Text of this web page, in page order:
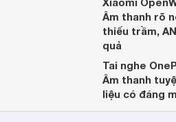
Âm thanh rõ
thiếu trầm,
quả
Tai nghe
Âm thanh
liệu có đáng